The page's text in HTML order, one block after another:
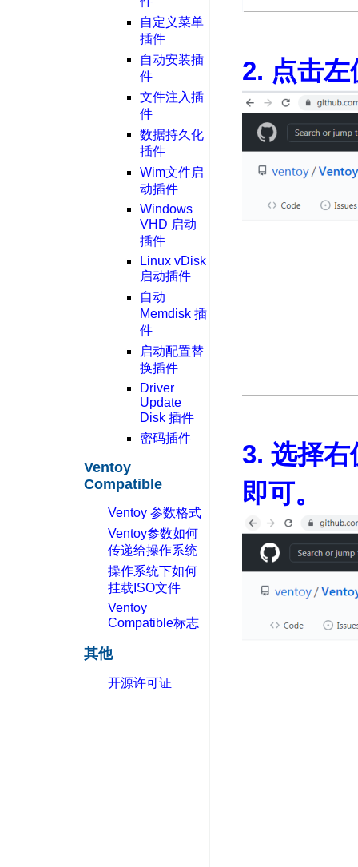
自定义菜单
插件
自动安装插
件
文件注入插
件
数据持久化
插件
Wim文件启
动插件
Windows
VHD 启动
插件
Linux vDisk
启动插件
自动
Memdisk 插
件
启动配置替
换插件
Driver
Update
Disk 插件
密码插件
Ventoy
Compatible
Ventoy 参数格式
Ventoy参数如何
传递给操作系统
操作系统下如何
挂载ISO文件
Ventoy
Compatible标志
其他
开源许可证
2. 点击
3. 选择
即可。